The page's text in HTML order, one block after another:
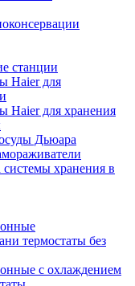
станции
Haier для
Haier для хранения
Дьюара
хранения в
термостаты без
с охлаждением